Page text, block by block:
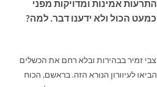
אמינות ומדויקות מפני
הכול ולא ידענו דבר. למה?
זמיר בבהירות ובלא רחם את הכשלים
לעיוורון הנורא הזה. בראשם, הכוח